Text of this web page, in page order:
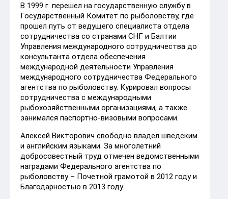
В 1999 г. перешел на государственную службу в
Государственный Комитет по рыболовству, где
прошел путь от ведущего специалиста отдела
сотрудничества со странами СНГ и Балтии
Управления международного сотрудничества до
консультанта отдела обеспечения
международной деятельности Управления
международного сотрудничества Федерального
агентства по рыболовству. Курировал вопросы
сотрудничества с международными
рыбохозяйственными организациями, а также
занимался паспортно-визовыми вопросами.
Алексей Викторович свободно владел шведским
и английским языками. За многолетний
добросовестный труд отмечен ведомственными
наградами Федерального агентства по
рыболовству – Почетной грамотой в 2012 году и
Благодарностью в 2013 году.